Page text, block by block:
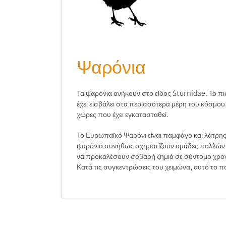
Ψαρόνια
Τα ψαρόνια ανήκουν στο είδος Sturnidae. Το
έχει εισβάλει στα περισσότερα μέρη του
χώρες που έχει εγκατασταθεί.
Το Ευρωπαϊκό Ψαρόνι είναι παμφάγο και
ψαρόνια συνήθως σχηματίζουν ομάδες πολλών
να προκαλέσουν σοβαρή ζημιά σε σύντομο
Κατά τις συγκεντρώσεις του χειμώνα, αυτό το